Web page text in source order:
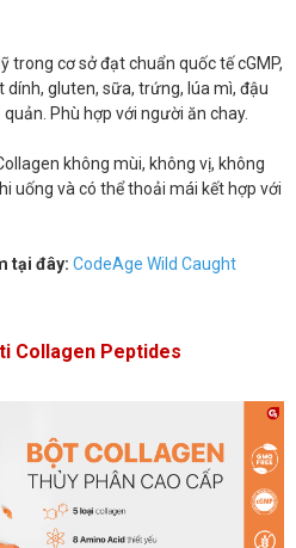
trong cơ sở đạt chuẩn quốc tế cGMP,
gluten, sữa, trứng, lúa mì, đậu
Phù hợp với người ăn chay.
không mùi, không vị, không
uống và có thể thoải mái kết hợp với
tại đây: CodeAge Wild Caught
Collagen Peptides